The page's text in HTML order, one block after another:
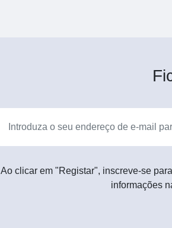
Ao clicar em "Registar", inscreve-se
informações